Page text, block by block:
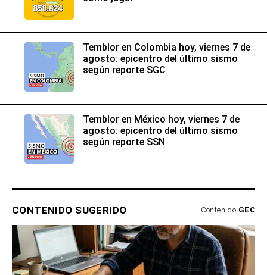
Temblor en Colombia hoy, viernes 7 de
agosto: epicentro del último sismo
según reporte SGC
Temblor en México hoy, viernes 7 de
agosto: epicentro del último sismo
según reporte SSN
CONTENIDO SUGERIDO Contenido GEC